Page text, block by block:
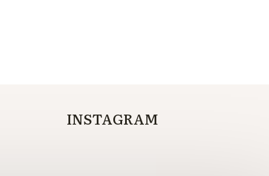
INSTAGRAM